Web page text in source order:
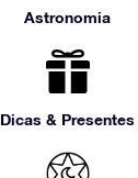
Astronomia
Dicas & Presentes